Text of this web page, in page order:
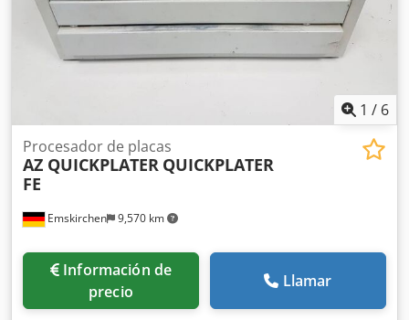
1 / 6
Emskirchen 9,570 km
Procesador de placas
AZ QUICKPLATER QUICKPLATER
FE
Información de
precio
Llamar